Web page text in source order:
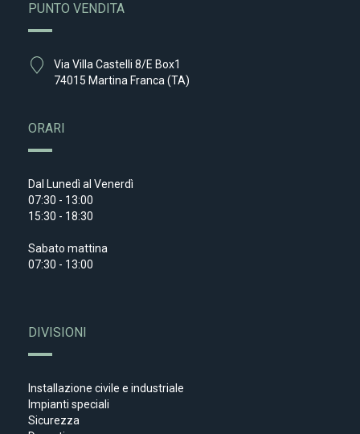
PUNTO VENDITA
Via Villa Castelli 8/E Box1
74015 Martina Franca (TA)
ORARI
Dal Lunedì al Venerdì
07:30 - 13:00
15:30 - 18:30
Sabato mattina
07:30 - 13:00
DIVISIONI
Installazione civile e industriale
Impianti speciali
Sicurezza